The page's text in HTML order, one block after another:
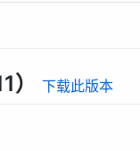
） 下载此版本